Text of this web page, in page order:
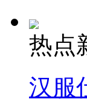
热点
汉服